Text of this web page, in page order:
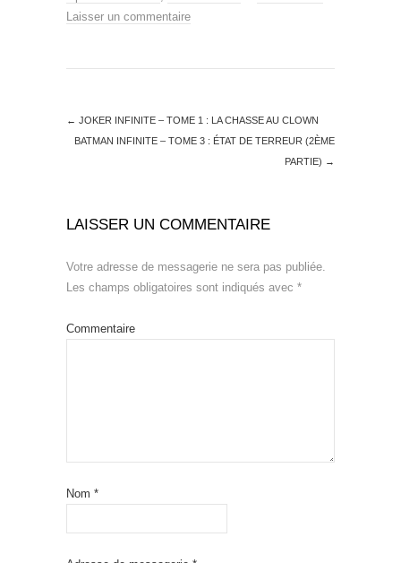
Laisser un commentaire
← JOKER INFINITE – TOME 1 : LA CHASSE AU CLOWN
BATMAN INFINITE – TOME 3 : ÉTAT DE TERREUR (2ÈME
PARTIE) →
LAISSER UN COMMENTAIRE
Votre adresse de messagerie ne sera pas publiée.
Les champs obligatoires sont indiqués avec *
Commentaire
Nom *